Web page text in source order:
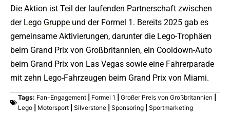
Die Aktion ist Teil der laufenden Partnerschaft zwischen
der Lego Gruppe und der Formel 1. Bereits 2025 gab es
gemeinsame Aktivierungen, darunter die Lego-Trophäen
beim Grand Prix von Großbritannien, ein Cooldown-Auto
beim Grand Prix von Las Vegas sowie eine Fahrerparade
mit zehn Lego-Fahrzeugen beim Grand Prix von Miami.
Tags: Fan-Engagement Formel 1 Großer Preis von Großbritannien
Lego
Motorsport Silverstone Sponsoring Sportmarketing